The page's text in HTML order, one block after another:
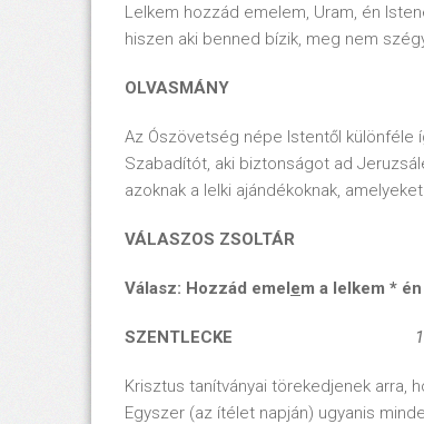
Lelkem hozzád emelem, Uram, én
hiszen aki benned bízik, meg nem
OLVASMÁNY
Az Ószövetség népe Istentől
Szabadítót, aki biztonságot ad
azoknak a lelki ajándékoknak,
VÁLASZOS ZSOLTÁR
Válasz: Hozzád emelem a lelkem *
SZENTLECKE
Krisztus tanítványai törekedjenek arra,
Egyszer (az ítélet napján) ugyanis